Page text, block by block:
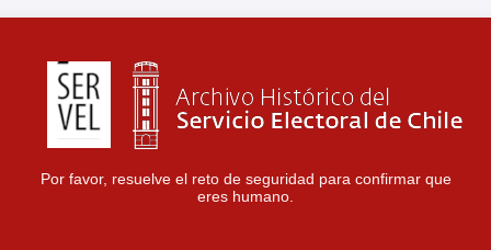
Por favor, resuelve el reto de seguridad para confirmar que
eres humano.